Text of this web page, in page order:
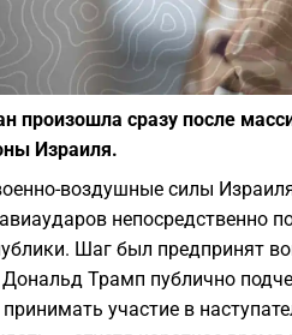
произошла сразу после
Израиля.
воздушные силы
непосредственно
Шаг был предпринят
Трамп публично
участие в